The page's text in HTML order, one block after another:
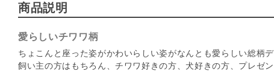
商品説明
愛らしいチワワ柄
ちょこんと座った姿がかわいらしい姿がなんとも愛らしい総柄
飼い主の方はもちろん、チワワ好きの方、犬好きの方、プレゼ